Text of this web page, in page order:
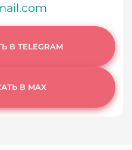
В TELEGRAM
В MAX